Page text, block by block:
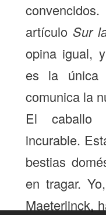
artículo Sur
opina igual,
es la única
comunica la
El caballo
incurable.
bestias
en tragar.
Maeterlinck,